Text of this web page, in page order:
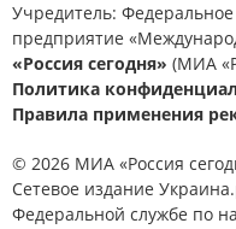
Учредитель:
предприятие
«Россия сегодня» (МИА
Политика
Правила применения
© 2026 МИА «Россия
Сетевое издание
Федеральной службе по